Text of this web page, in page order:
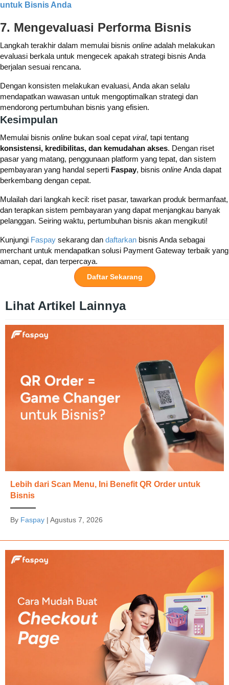
untuk Bisnis Anda
7. Mengevaluasi Performa Bisnis
Langkah terakhir dalam memulai bisnis online adalah melakukan
evaluasi berkala untuk mengecek apakah strategi bisnis Anda
berjalan sesuai rencana.
Dengan konsisten melakukan evaluasi, Anda akan selalu
mendapatkan wawasan untuk mengoptimalkan strategi dan
mendorong pertumbuhan bisnis yang efisien.
Kesimpulan
Memulai bisnis online bukan soal cepat viral, tapi tentang
konsistensi, kredibilitas, dan kemudahan akses. Dengan riset
pasar yang matang, penggunaan platform yang tepat, dan sistem
pembayaran yang handal seperti Faspay, bisnis online Anda dapat
berkembang dengan cepat.
Mulailah dari langkah kecil: riset pasar, tawarkan produk bermanfaat,
dan terapkan sistem pembayaran yang dapat menjangkau banyak
pelanggan. Seiring waktu, pertumbuhan bisnis akan mengikuti!
Kunjungi Faspay sekarang dan daftarkan bisnis Anda sebagai
merchant untuk mendapatkan solusi Payment Gateway terbaik yang
aman, cepat, dan terpercaya.
Daftar Sekarang
Lihat Artikel Lainnya
Lebih dari Scan Menu, Ini Benefit QR Order untuk
Bisnis
By Faspay | Agustus 7, 2026